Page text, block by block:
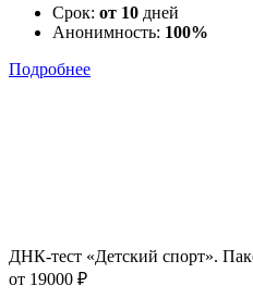
Срок: от 10 дней
Анонимность: 100%
Подробнее
ДНК-тест «Детский спорт».
от 19000 ₽